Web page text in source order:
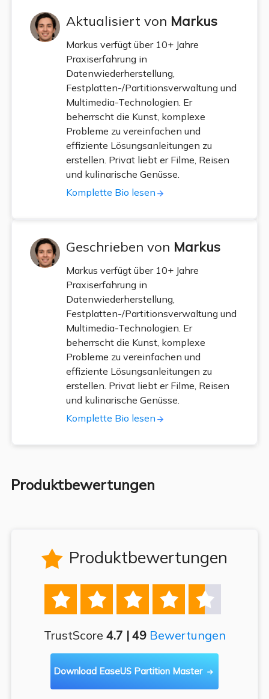
Aktualisiert von Markus
Markus verfügt über 10+ Jahre
Praxiserfahrung in
Datenwiederherstellung,
Festplatten-/Partitionsverwaltung und
Multimedia-Technologien. Er
beherrscht die Kunst, komplexe
Probleme zu vereinfachen und
effiziente Lösungsanleitungen zu
erstellen. Privat liebt er Filme, Reisen
und kulinarische Genüsse.
Komplette Bio lesen
Geschrieben von Markus
Markus verfügt über 10+ Jahre
Praxiserfahrung in
Datenwiederherstellung,
Festplatten-/Partitionsverwaltung und
Multimedia-Technologien. Er
beherrscht die Kunst, komplexe
Probleme zu vereinfachen und
effiziente Lösungsanleitungen zu
erstellen. Privat liebt er Filme, Reisen
und kulinarische Genüsse.
Komplette Bio lesen
Produktbewertungen
 Produktbewertungen
    
TrustScore 4.7 | 49 Bewertungen
Download EaseUS Partition Master 